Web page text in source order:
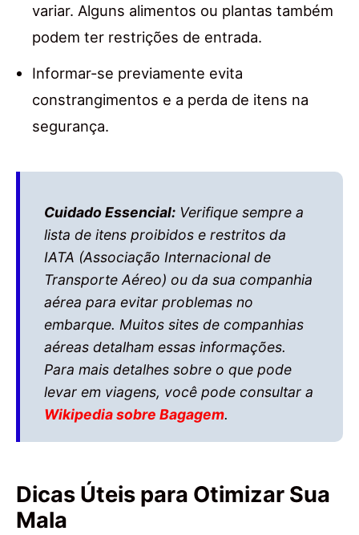
variar. Alguns alimentos ou plantas também
podem ter restrições de entrada.
Informar-se previamente evita
constrangimentos e a perda de itens na
segurança.
Cuidado Essencial: Verifique sempre a
lista de itens proibidos e restritos da
IATA (Associação Internacional de
Transporte Aéreo) ou da sua companhia
aérea para evitar problemas no
embarque. Muitos sites de companhias
aéreas detalham essas informações.
Para mais detalhes sobre o que pode
levar em viagens, você pode consultar a
Wikipedia sobre Bagagem.
Dicas Úteis para Otimizar Sua
Mala